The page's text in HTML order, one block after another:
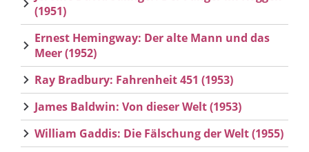
(1951)
Ernest Hemingway: Der alte Mann und das
Meer (1952)
Ray Bradbury: Fahrenheit 451 (1953)
James Baldwin: Von dieser Welt (1953)
William Gaddis: Die Fälschung der Welt (1955)